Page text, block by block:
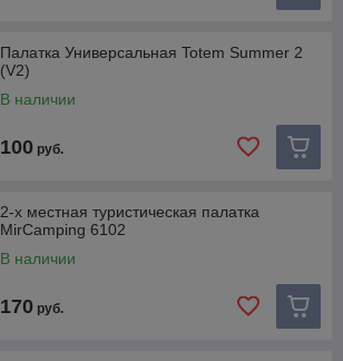
Палатка Универсальная Totem Summer 2
(V2)
В наличии
100 руб.
2-х местная туристическая палатка
MirCamping 6102
В наличии
170 руб.